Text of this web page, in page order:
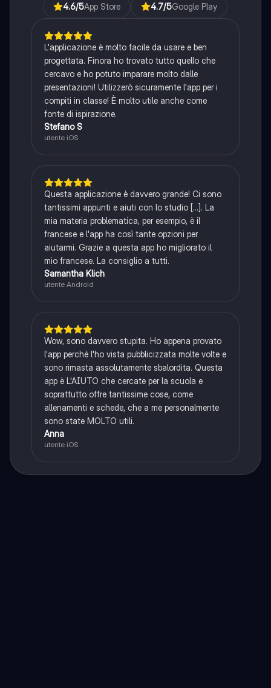
4.6/5App Store 4.7/5Google Play
L'applicazione è molto facile da usare e ben
progettata. Finora ho trovato tutto quello che
cercavo e ho potuto imparare molto dalle
presentazioni! Utilizzerò sicuramente l'app per i
compiti in classe! È molto utile anche come
fonte di ispirazione.
Stefano S
utente iOS
Questa applicazione è davvero grande! Ci sono
tantissimi appunti e aiuti con lo studio [...]. La
mia materia problematica, per esempio, è il
francese e l'app ha così tante opzioni per
aiutarmi. Grazie a questa app ho migliorato il
mio francese. La consiglio a tutti.
Samantha Klich
utente Android
Wow, sono davvero stupita. Ho appena provato
l'app perché l'ho vista pubblicizzata molte volte e
sono rimasta assolutamente sbalordita. Questa
app è L'AIUTO che cercate per la scuola e
soprattutto offre tantissime cose, come
allenamenti e schede, che a me personalmente
sono state MOLTO utili.
Anna
utente iOS